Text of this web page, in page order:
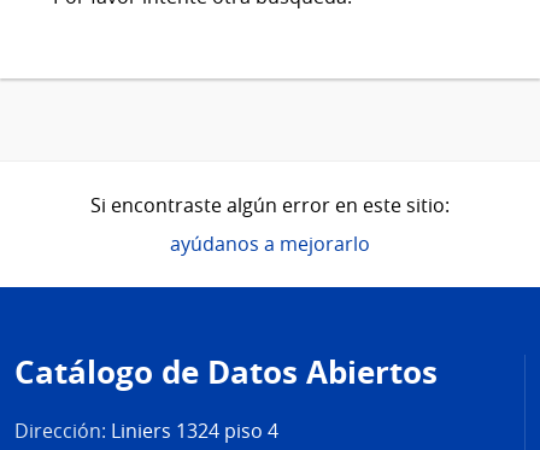
Si encontraste algún error en este sitio:
ayúdanos a mejorarlo
de
página
Catálogo de Datos Abiertos
Dirección: Liniers 1324 piso 4